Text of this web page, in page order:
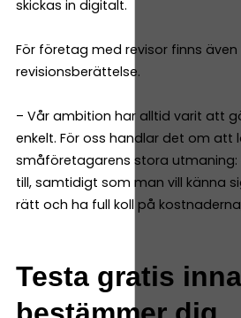
skickas in digitalt.
För företag med revisor finns
revisionsberättelse.
– Vår ambition har alltid varit att
enkelt. För oss handlar det om att
småföretagarens stora
till, samtidigt som man vill känna
rätt och ha full koll på
Testa gratis